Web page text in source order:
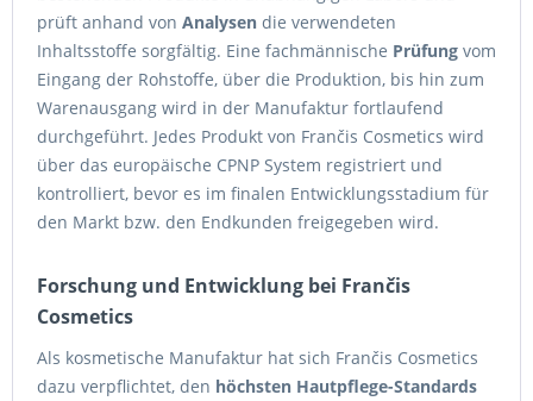
prüft anhand von Analysen die verwendeten
Inhaltsstoffe sorgfältig. Eine fachmännische Prüfung vom
Eingang der Rohstoffe, über die Produktion, bis hin zum
Warenausgang wird in der Manufaktur fortlaufend
durchgeführt. Jedes Produkt von Frančis Cosmetics wird
über das europäische CPNP System registriert und
kontrolliert, bevor es im finalen Entwicklungsstadium für
den Markt bzw. den Endkunden freigegeben wird.
Forschung und Entwicklung bei Frančis
Cosmetics
Als kosmetische Manufaktur hat sich Frančis Cosmetics
dazu verpflichtet, den höchsten Hautpflege-Standards